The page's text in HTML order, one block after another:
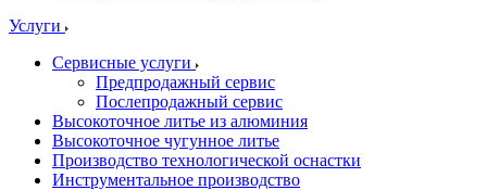
Услуги
Сервисные услуги
Предпродажный сервис
Послепродажный сервис
Высокоточное литье из алюминия
Высокоточное чугунное литье
Производство технологической оснастки
Инструментальное производство